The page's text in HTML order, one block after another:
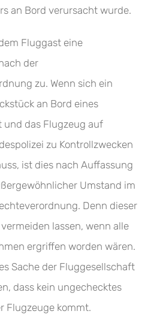
an Bord verursacht wurde.
Fluggast eine
der
zu. Wenn sich ein
an Bord eines
und das Flugzeug auf
zu Kontrollzwecken
ist dies nach Auffassung
Umstand im
Denn dieser
lassen, wenn alle
ergriffen worden wären.
Sache der Fluggesellschaft
dass kein ungechecktes
Flugzeuge kommt.